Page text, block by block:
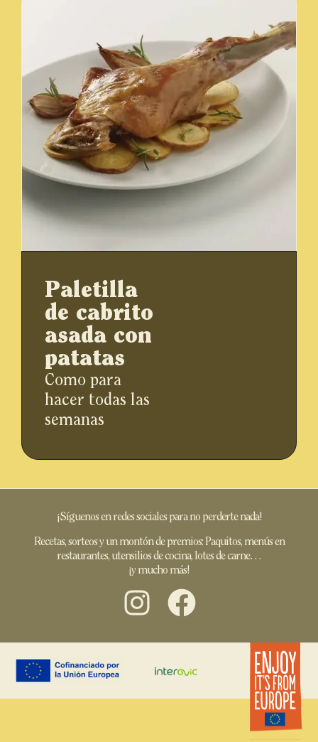
Paletilla
de cabrito
asada con
patatas
Como para
hacer todas las
semanas
¡Síguenos en redes sociales para no perderte nada!
Recetas, sorteos y un montón de premios: Paquitos, menús en
restaurantes, utensilios de cocina, lotes de carne…
¡y mucho más!